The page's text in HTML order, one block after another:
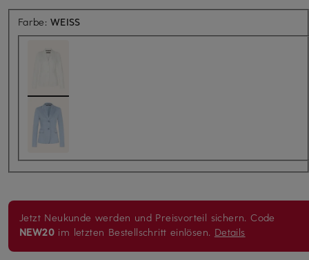
Farbe:WEISS
Jetzt Neukunde werden und Preisvorteil sichern. Code
NEW20 im letzten Bestellschritt einlösen. Details